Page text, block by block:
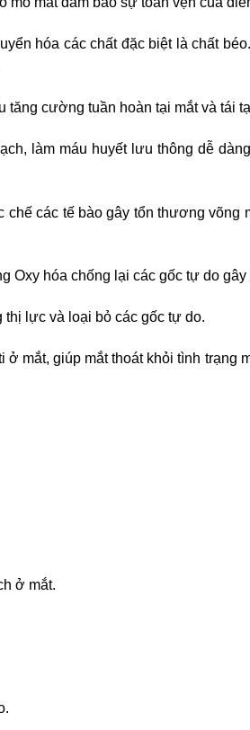
hóa các chất đặc biệt là chất
cường tuần hoàn tại mắt và tái
làm máu huyết lưu thông dễ
chế các tế bào gây tổn thương
Oxy hóa chống lại các gốc tự do
lực và loại bỏ các gốc tự do.
mắt, giúp mắt thoát khỏi tình trạng
ở mắt.